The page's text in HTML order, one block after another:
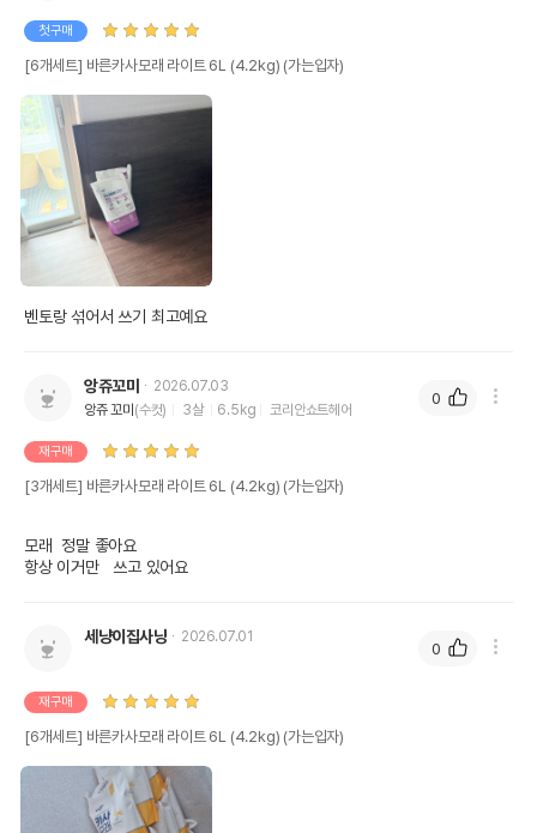
첫구매
[6개세트] 바른카사모래 라이트 6L (4.2kg) (가는입자)
벤토랑 섞어서 쓰기 최고예요
앙쥬꼬미
2026.07.03
앙쥬 꼬미 (수컷) 3살 6.5kg 코리안쇼트헤어
재구매
[3개세트] 바른카사모래 라이트 6L (4.2kg) (가는입자)
모래  정말 좋아요
0
세냥이집사냥 2026.07.01
재구매
[6개세트] 바른카사모래 라이트 6L (4.2kg) (가는입자)
0